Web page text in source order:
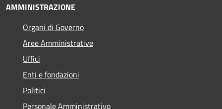
AMMINISTRAZIONE
Organi di Governo
Aree Amministrative
Uffici
Enti e fondazioni
Politici
Personale Amministrativo